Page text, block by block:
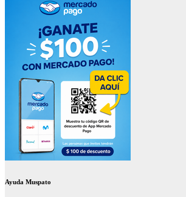
Ayuda Muspato